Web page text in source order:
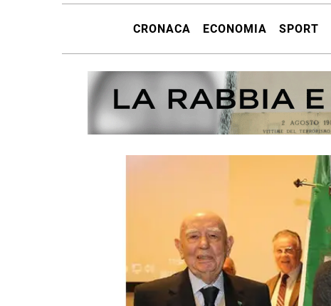
CRONACA ECONOMIA SPORT